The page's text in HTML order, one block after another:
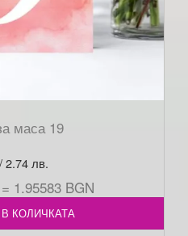
маса 19
лв.
1.95583 BGN
КОЛИЧКАТА